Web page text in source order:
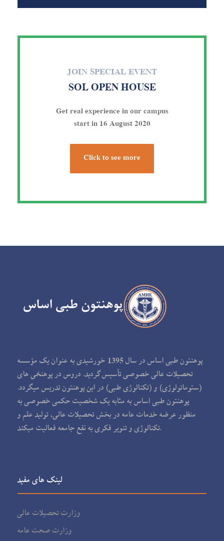
JOIN SPECIAL EVENT
SOL OPEN HOUSE
Get real experience in our campus
start in 16 August 2020
Click to see more
پوهنتون طبی اساس در سال 1395 خورشیدی به عنوان یک مؤسسه
تحصیلات عالی خصوصی تأسیس گردید. دروس در پوهنځی های
(ستوماتولوژی) و (تکنالوژی طبی) در این پوهنتون تدریس می‏گردد.
پوهنتون طبی اساس به مثابه یک شخصیت حکمی خصوصی به
منظور عرضه خدمات عامه در بخش تحصیلات عالی، تولید علم و
تکنالوژی و تنویر فکری به نفع جامعه فعالیت می‏کند.
لینک های مفید
وزارت تحصیلات عالی
وزارت صحت عامه